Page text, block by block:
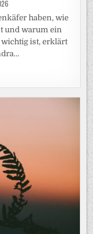
haben, wie
und warum ein
ist, erklärt